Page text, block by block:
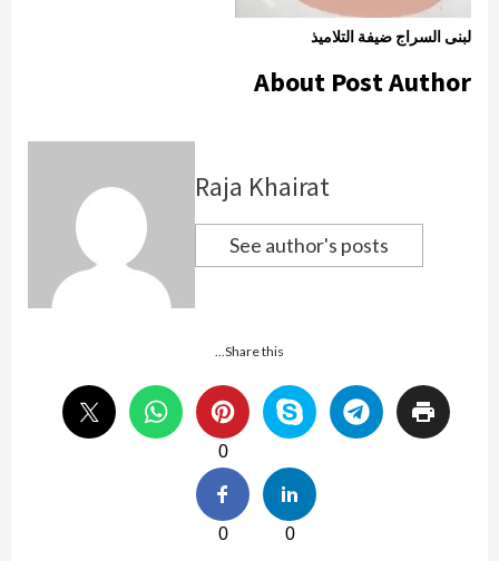
لبنى السراج ضيفة التلاميذ
About Post Author
Raja Khairat
See author's posts
Share this...
0
0
0